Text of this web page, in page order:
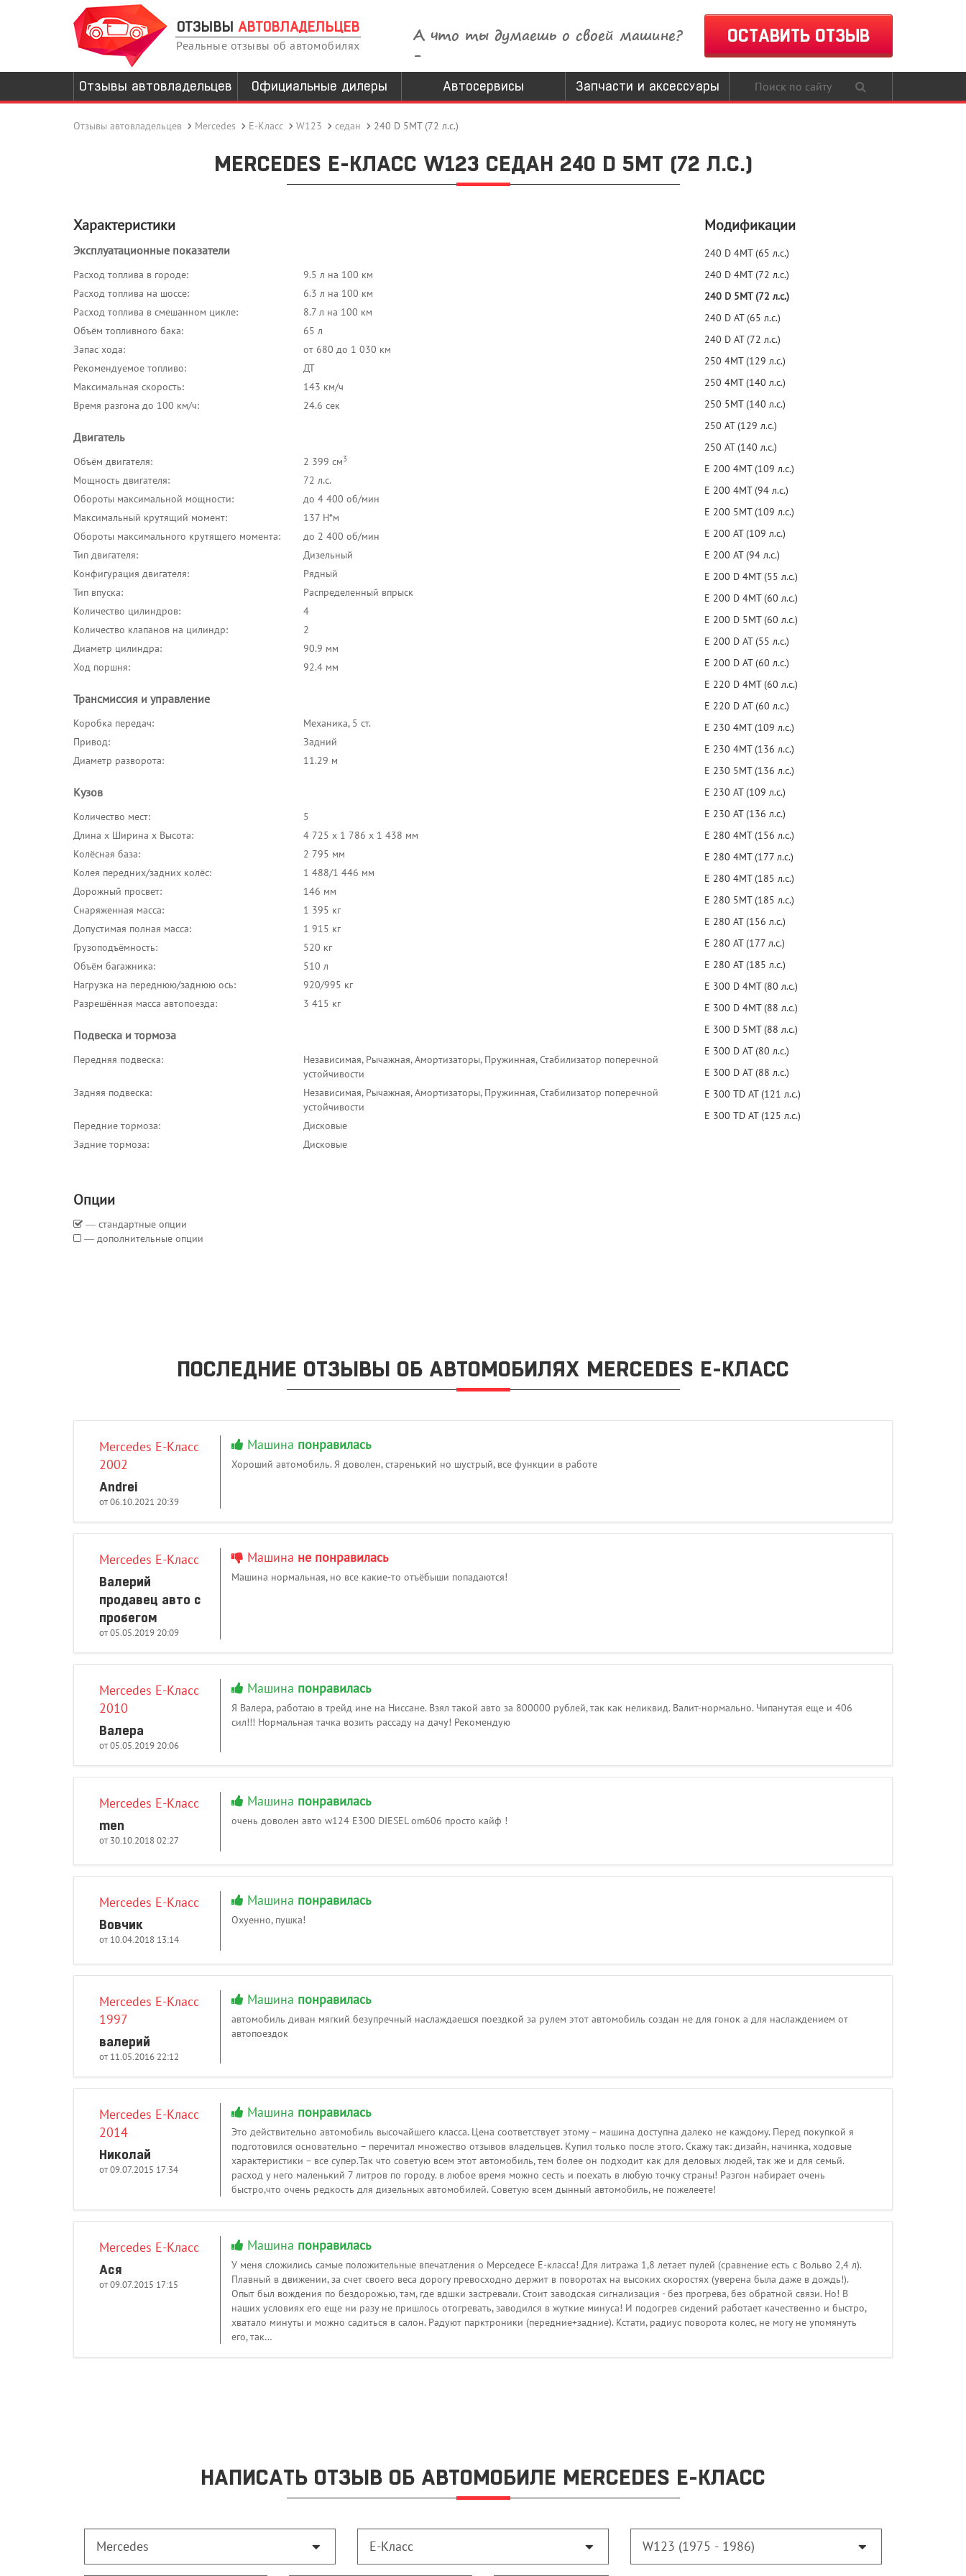
ОТЗЫВЫ АВТОВЛАДЕЛЬЦЕВ
Реальные отзывы об автомобилях
А что ты думаешь о своей машине?
-
ОСТАВИТЬ ОТЗЫВ
Отзывы автовладельцев Официальные дилеры Автосервисы Запчасти и аксессуары
Отзывы автовладельцев Mercedes E-Класс W123 седан 240 D 5MT (72 л.с.)
MERCEDES E-КЛАСС W123 СЕДАН 240 D 5MT (72 Л.С.)
Характеристики
Эксплуатационные показатели
Расход топлива в городе:
9.5 л на 100 км
Расход топлива на шоссе:
6.3 л на 100 км
Расход топлива в смешанном цикле:
8.7 л на 100 км
Объём топливного бака:
65 л
Запас хода:
от 680 до 1 030 км
Рекомендуемое топливо:
ДТ
Максимальная скорость:
143 км/ч
Время разгона до 100 км/ч:
24.6 сек
Двигатель
Объём двигателя: 2 399 см3
Мощность двигателя:
72 л.с.
Обороты максимальной мощности:
до 4 400 об/мин
Максимальный крутящий момент:
137 Н*м
Обороты максимального крутящего момента:
до 2 400 об/мин
Тип двигателя:
Дизельный
Конфигурация двигателя:
Рядный
Тип впуска:
Распределенный впрыск
Количество цилиндров:
4
Количество клапанов на цилиндр:
2
Диаметр цилиндра:
90.9 мм
Ход поршня:
92.4 мм
Трансмиссия и управление
Коробка передач:
Механика, 5 ст.
Привод:
Задний
Диаметр разворота:
11.29 м
Кузов
Количество мест:
5
Длина x Ширина x Высота:
4 725 x 1 786 x 1 438 мм
Колёсная база:
2 795 мм
Колея передних/задних колёс:
1 488/1 446 мм
Дорожный просвет:
146 мм
Снаряженная масса:
1 395 кг
Допустимая полная масса:
1 915 кг
Грузоподъёмность:
520 кг
Объём багажника:
510 л
Нагрузка на переднюю/заднюю ось:
920/995 кг
Разрешённая масса автопоезда:
3 415 кг
Подвеска и тормоза
Передняя подвеска:
Независимая, Рычажная, Амортизаторы, Пружинная, Стабилизатор поперечной
устойчивости
Задняя подвеска:
Независимая, Рычажная, Амортизаторы, Пружинная, Стабилизатор поперечной
устойчивости
Передние тормоза:
Дисковые
Задние тормоза:
Дисковые
Опции
― стандартные опции
― дополнительные опции
Модификации
240 D 4MT (65 л.с.)
240 D 4MT (72 л.с.)
240 D 5MT (72 л.с.)
240 D AT (65 л.с.)
240 D AT (72 л.с.)
250 4MT (129 л.с.)
250 4MT (140 л.с.)
250 5MT (140 л.с.)
250 AT (129 л.с.)
250 AT (140 л.с.)
E 200 4MT (109 л.с.)
E 200 4MT (94 л.с.)
E 200 5MT (109 л.с.)
E 200 AT (109 л.с.)
E 200 AT (94 л.с.)
E 200 D 4MT (55 л.с.)
E 200 D 4MT (60 л.с.)
E 200 D 5MT (60 л.с.)
E 200 D AT (55 л.с.)
E 200 D AT (60 л.с.)
E 220 D 4MT (60 л.с.)
E 220 D AT (60 л.с.)
E 230 4MT (109 л.с.)
E 230 4MT (136 л.с.)
E 230 5MT (136 л.с.)
E 230 AT (109 л.с.)
E 230 AT (136 л.с.)
E 280 4MT (156 л.с.)
E 280 4MT (177 л.с.)
E 280 4MT (185 л.с.)
E 280 5MT (185 л.с.)
E 280 AT (156 л.с.)
E 280 AT (177 л.с.)
E 280 AT (185 л.с.)
E 300 D 4MT (80 л.с.)
E 300 D 4MT (88 л.с.)
E 300 D 5MT (88 л.с.)
E 300 D AT (80 л.с.)
E 300 D AT (88 л.с.)
E 300 TD AT (121 л.с.)
E 300 TD AT (125 л.с.)
ПОСЛЕДНИЕ ОТЗЫВЫ ОБ АВТОМОБИЛЯХ MERCEDES E-КЛАСС
Mercedes E-Класс
2002
Andrei
от 06.10.2021 20:39
Машина понравилась
Хороший автомобиль. Я доволен, старенький но шустрый, все функции в работе
Mercedes E-Класс
Валерий
продавец авто с
пробегом
от 05.05.2019 20:09
Машина не понравилась
Машина нормальная, но все какие-то отъёбыши попадаются!
Mercedes E-Класс
2010
Валера
от 05.05.2019 20:06
Машина понравилась
Я Валера, работаю в трейд ине на Ниссане. Взял такой авто за 800000 рублей, так как неликвид. Валит-нормально. Чипанутая еще и 406
сил!!! Нормальная тачка возить рассаду на дачу! Рекомендую
Mercedes E-Класс
men
от 30.10.2018 02:27
Машина понравилась
очень доволен авто w124 E300 DIESEL om606 просто кайф !
Mercedes E-Класс
Вовчик
от 10.04.2018 13:14
Машина понравилась
Охуенно, пушка!
Mercedes E-Класс
1997
валерий
от 11.05.2016 22:12
Машина понравилась
автомобиль диван мягкий безупречный наслаждаешся поездкой за рулем этот автомобиль создан не для гонок а для наслаждением от
автопоездок
Mercedes E-Класс
2014
Николай
от 09.07.2015 17:34
Машина понравилась
Это действительно автомобиль высочайшего класса. Цена соответствует этому – машина доступна далеко не каждому. Перед покупкой я
подготовился основательно – перечитал множество отзывов владельцев. Купил только после этого. Скажу так: дизайн, начинка, ходовые
характеристики – все супер.Так что советую всем этот автомобиль, тем более он подходит как для деловых людей, так же и для семьй.
расход у него маленький 7 литров по городу. в любое время можно сесть и поехать в любую точку страны! Разгон набирает очень
быстро,что очень редкость для дизельных автомобилей. Советую всем дынный автомобиль, не пожелеете!
Mercedes E-Класс
Ася
от 09.07.2015 17:15
Машина понравилась
У меня сложились самые положительные впечатления о Мерседесе Е-класса! Для литража 1,8 летает пулей (сравнение есть с Вольво 2,4 л).
Плавный в движении, за счет своего веса дорогу превосходно держит в поворотах на высоких скоростях (уверена была даже в дождь!).
Опыт был вождения по бездорожью, там, где вдшки застревали. Стоит заводская сигнализация - без прогрева, без обратной связи. Но! В
наших условиях его еще ни разу не пришлось отогревать, заводился в жуткие минуса! И подогрев сидений работает качественно и быстро,
хватало минуты и можно садиться в салон. Радуют парктроники (передние+задние). Кстати, радиус поворота колес, не могу не упомянуть
его, так…
НАПИСАТЬ ОТЗЫВ ОБ АВТОМОБИЛЕ MERCEDES E-КЛАСС